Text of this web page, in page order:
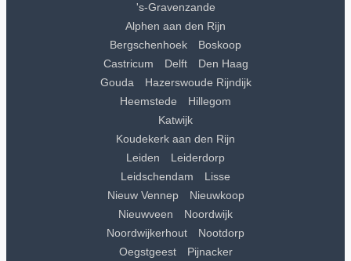
's-Gravenzande
Alphen aan den Rijn
Bergschenhoek
Boskoop
Castricum
Delft
Den Haag
Gouda
Hazerswoude Rijndijk
Heemstede
Hillegom
Katwijk
Koudekerk aan den Rijn
Leiden
Leiderdorp
Leidschendam
Lisse
Nieuw Vennep
Nieuwkoop
Nieuwveen
Noordwijk
Noordwijkerhout
Nootdorp
Oegstgeest
Pijnacker